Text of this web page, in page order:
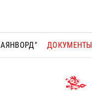
ДОКУМЕНТЫ